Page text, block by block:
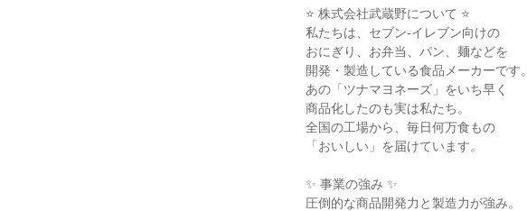
⭐ 株式会社武蔵野について ⭐
私たちは、セブン-イレブン向けの
おにぎり、お弁当、パン、麺などを
開発・製造している食品メーカーです。
あの「ツナマヨネーズ」をいち早く
商品化したのも実は私たち。
全国の工場から、毎日何万食もの
「おいしい」を届けています。
✨ 事業の強み ✨
圧倒的な商品開発力と製造力が強み。